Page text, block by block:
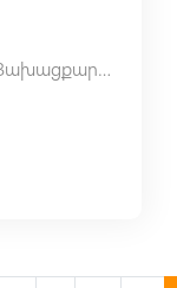
12-րդ դասարանցիների արշավը Ցախացքարի եկեղեցի և Սմբատաբերդ